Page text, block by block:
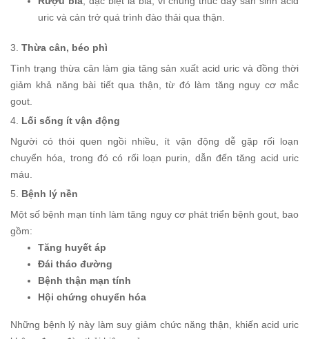
uric và cản trở quá trình đào thải qua thận.
3. Thừa cân, béo phì
Tình trạng thừa cân làm gia tăng sản xuất acid uric và đồng thời
giảm khả năng bài tiết qua thận, từ đó làm tăng nguy cơ mắc
gout.
4. Lối sống ít vận động
Người có thói quen ngồi nhiều, ít vận động dễ gặp rối loạn
chuyển hóa, trong đó có rối loạn purin, dẫn đến tăng acid uric
máu.
5. Bệnh lý nền
Một số bệnh mạn tính làm tăng nguy cơ phát triển bệnh gout, bao
gồm:
Tăng huyết áp
Đái tháo đường
Bệnh thận mạn tính
Hội chứng chuyển hóa
Những bệnh lý này làm suy giảm chức năng thận, khiến acid uric